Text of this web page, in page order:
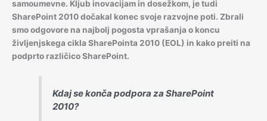
samoumevne. Kljub inovacijam in dosežkom, je tudi
SharePoint 2010 dočakal konec svoje razvojne poti. Zbrali
smo odgovore na najbolj pogosta vprašanja o koncu
življenjskega cikla SharePointa 2010 (EOL) in kako preiti na
podprto različico SharePoint.
Kdaj se konča podpora za SharePoint
2010?